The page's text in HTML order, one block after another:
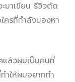
มาเขียน รีวิวตัด
ครที่กำลังมองหา
แล้วผมเป็นคนที่
ให้ผมอยากทำ